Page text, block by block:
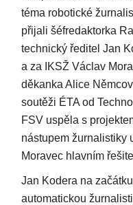
téma robotické
přijali šéfredaktorka
technický ředitel Jan
a za IKSŽ Václav
děkanka Alice
soutěži ÉTA od
FSV uspěla s
nástupem žurnalistiky
Moravec hlavním
Jan Kodera na
automatickou